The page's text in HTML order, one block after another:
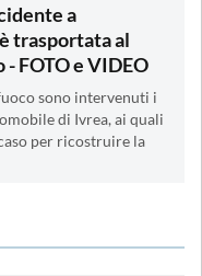
a
trasportata al
FOTO e VIDEO
sono intervenuti i
di Ivrea, ai quali
per ricostruire la